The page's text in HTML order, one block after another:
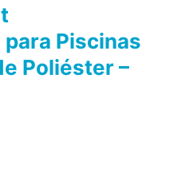
Piscinas
Poliéster –